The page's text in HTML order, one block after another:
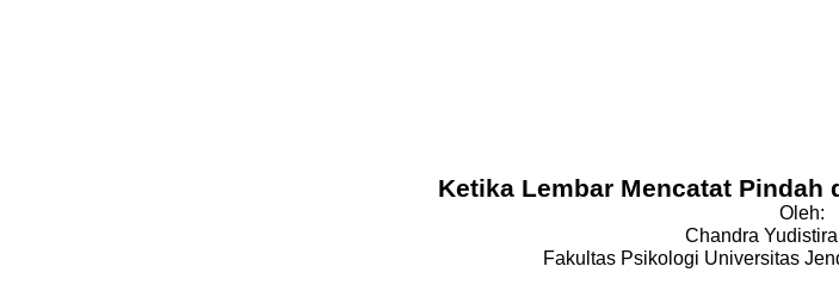
Ketika Lembar Mencatat Pindah
Oleh:
Chandra
Fakultas Psikologi Universitas